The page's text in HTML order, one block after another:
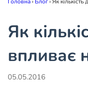
Головна› Блог›Як кількість
Як
впливає
05.05.2016